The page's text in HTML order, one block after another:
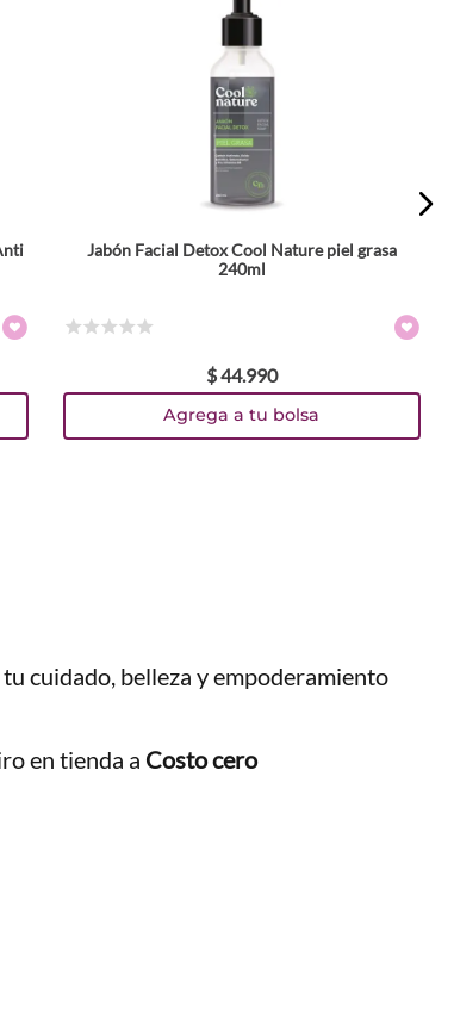
Jabón Facial Detox Cool Nature piel grasa
240ml
$44.990
Agrega a tu bolsa
cuidado, belleza y empoderamiento
en tienda a Costo cero